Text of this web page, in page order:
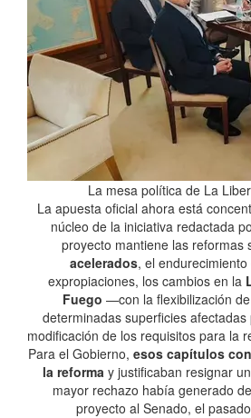
La mesa política de La
La apuesta oficial ahora está
núcleo de la iniciativa redactada
proyecto mantiene las reformas
acelerados, el
expropiaciones, los cambios en la
Fuego —con la flexibilización
determinadas superficies
modificación de los requisitos para la
Para el Gobierno, esos capítulos
la reforma y justificaban resignar
mayor rechazo había generado
proyecto al Senado, el